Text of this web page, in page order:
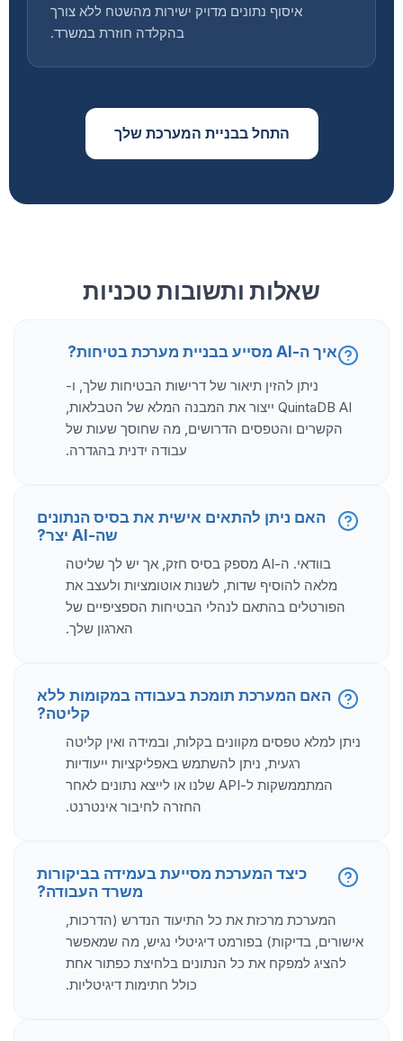
איסוף נתונים מדויק ישירות מהשטח ללא צורך
בהקלדה חוזרת במשרד.
התחל בבניית המערכת שלך
שאלות ותשובות טכניות
איך ה-AI מסייע בבניית מערכת בטיחות?
ניתן להזין תיאור של דרישות הבטיחות שלך, ו-
QuintaDB AI ייצור את המבנה המלא של הטבלאות,
הקשרים והטפסים הדרושים, מה שחוסך שעות של
עבודה ידנית בהגדרה.
האם ניתן להתאים אישית את בסיס הנתונים
שה-AI יצר?
בוודאי. ה-AI מספק בסיס חזק, אך יש לך שליטה
מלאה להוסיף שדות, לשנות אוטומציות ולעצב את
הפורטלים בהתאם לנהלי הבטיחות הספציפיים של
הארגון שלך.
האם המערכת תומכת בעבודה במקומות ללא
קליטה?
ניתן למלא טפסים מקוונים בקלות, ובמידה ואין קליטה
רגעית, ניתן להשתמש באפליקציות ייעודיות
המתממשקות ל-API שלנו או לייצא נתונים לאחר
החזרה לחיבור אינטרנט.
כיצד המערכת מסייעת בעמידה בביקורות
משרד העבודה?
המערכת מרכזת את כל התיעוד הנדרש (הדרכות,
אישורים, בדיקות) בפורמט דיגיטלי נגיש, מה שמאפשר
להציג למפקח את כל הנתונים בלחיצת כפתור אחת
כולל חתימות דיגיטליות.